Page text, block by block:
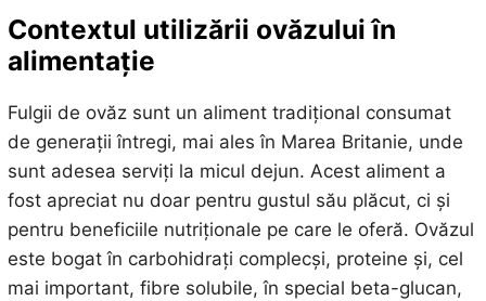
Contextul utilizării ovăzului în
alimentație
Fulgii de ovăz sunt un aliment tradițional consumat
de generații întregi, mai ales în Marea Britanie, unde
sunt adesea serviți la micul dejun. Acest aliment a
fost apreciat nu doar pentru gustul său plăcut, ci și
pentru beneficiile nutriționale pe care le oferă. Ovăzul
este bogat în carbohidrați complecși, proteine și, cel
mai important, fibre solubile, în special beta-glucan,